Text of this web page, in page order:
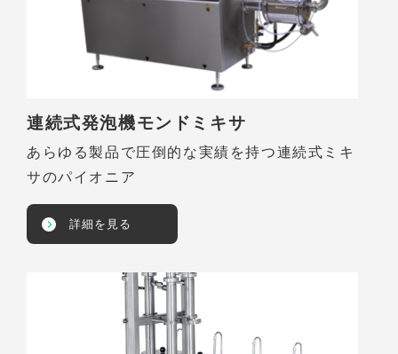
連続式発泡機モンドミキサ
あらゆる製品で圧倒的な実績を持つ連続式ミキ
サのパイオニア
詳細を見る